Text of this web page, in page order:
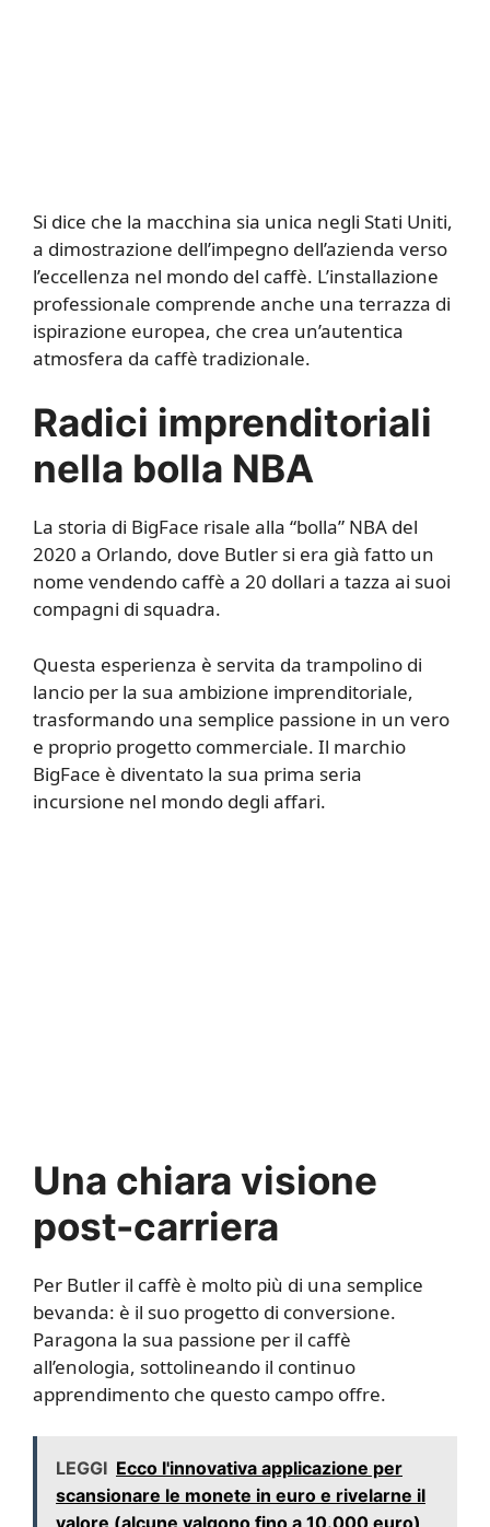
Si dice che la macchina sia unica negli Stati Uniti,
a dimostrazione dell’impegno dell’azienda verso
l’eccellenza nel mondo del caffè. L’installazione
professionale comprende anche una terrazza di
ispirazione europea, che crea un’autentica
atmosfera da caffè tradizionale.
Radici imprenditoriali
nella bolla NBA
La storia di BigFace risale alla “bolla” NBA del
2020 a Orlando, dove Butler si era già fatto un
nome vendendo caffè a 20 dollari a tazza ai suoi
compagni di squadra.
Questa esperienza è servita da trampolino di
lancio per la sua ambizione imprenditoriale,
trasformando una semplice passione in un vero
e proprio progetto commerciale. Il marchio
BigFace è diventato la sua prima seria
incursione nel mondo degli affari.
Una chiara visione
post-carriera
Per Butler il caffè è molto più di una semplice
bevanda: è il suo progetto di conversione.
Paragona la sua passione per il caffè
all’enologia, sottolineando il continuo
apprendimento che questo campo offre.
LEGGI Ecco l'innovativa applicazione per
scansionare le monete in euro e rivelarne il
valore (alcune valgono fino a 10.000 euro)